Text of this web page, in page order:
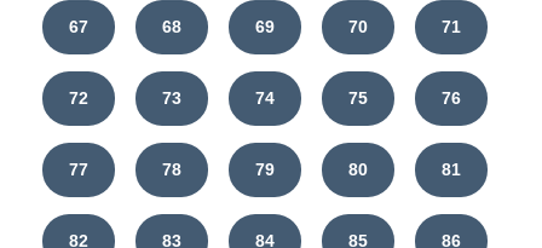
67 68 69 70 71
72 73 74 75 76
77 78 79 80 81
82 83 84 85 86